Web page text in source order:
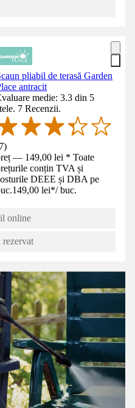
pliabil de terasă Garden
antracit
medie: 3.3 din 5
7 Recenzii.
7)
— 149,00 lei * Toate
conțin TVA și
DEEE și DBA pe
149,00 lei*/ buc.
online